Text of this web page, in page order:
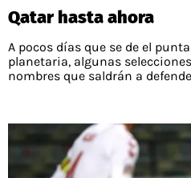
Qatar hasta ahora
A pocos días que se de el
planetaria, algunas
nombres que saldrán a